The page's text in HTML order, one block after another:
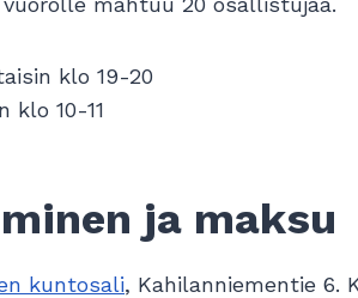
klo 19-20
klo 10-11
ja maksu
kuntosali, Kahilanniementie 6.